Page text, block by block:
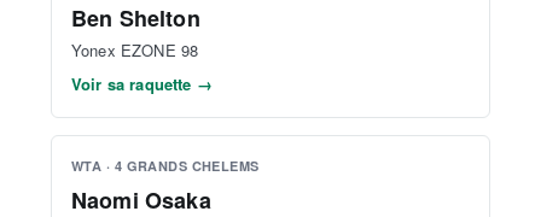
Ben Shelton
Yonex EZONE 98
Voir sa raquette →
WTA · 4 GRANDS CHELEMS
Naomi Osaka